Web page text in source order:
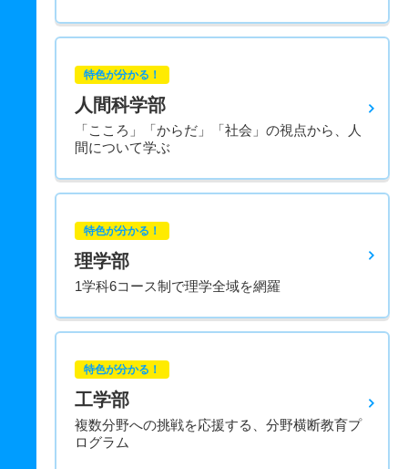
特色が分かる！
人間科学部
「こころ」「からだ」「社会」の視点から、人
間について学ぶ
特色が分かる！
理学部
1学科6コース制で理学全域を網羅
特色が分かる！
工学部
複数分野への挑戦を応援する、分野横断教育プ
ログラム